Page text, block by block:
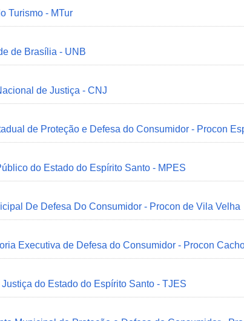
Turismo - MTur
de Brasília - UNB
de Justiça - CNJ
de Proteção e Defesa do Consumidor - Procon
do Estado do Espírito Santo - MPES
De Defesa Do Consumidor - Procon de Vila Velha
Executiva de Defesa do Consumidor - Procon
do Estado do Espírito Santo - TJES